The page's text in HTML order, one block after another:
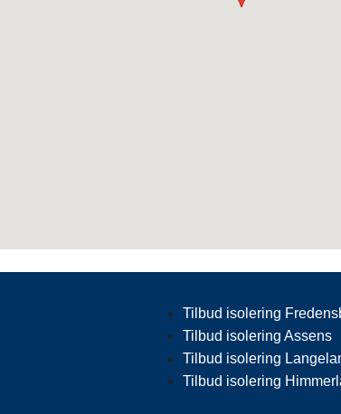
Tilbud isolering
Tilbud isolering Assens
Tilbud isolering
Tilbud isolering